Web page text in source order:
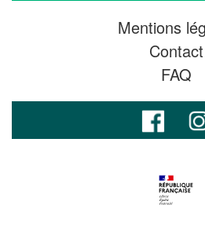
Mentions
Contact
FAQ